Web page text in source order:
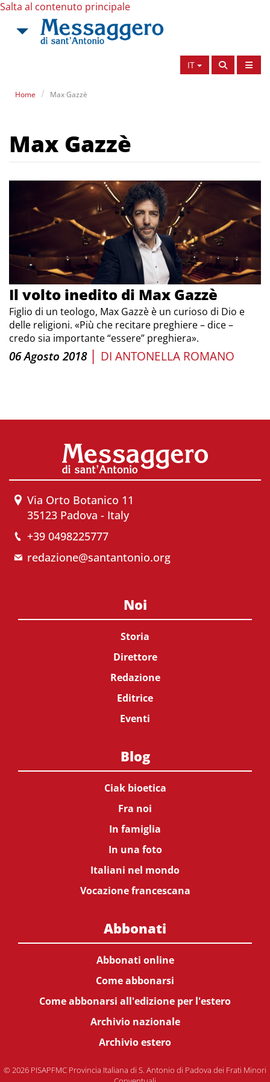
Salta al contenuto principale
IT
Home Max Gazzè
Max Gazzè
Il volto inedito di Max Gazzè
Figlio di un teologo, Max Gazzè è un curioso di Dio e
delle religioni. «Più che recitare preghiere – dice –
credo sia importante “essere” preghiera».
06 Agosto 2018 | DI ANTONELLA ROMANO
Via Orto Botanico 11
35123 Padova - Italy
+39 0498225777
redazione@santantonio.org
Noi
Storia
Direttore
Redazione
Editrice
Eventi
Blog
Ciak bioetica
Fra noi
In famiglia
In una foto
Italiani nel mondo
Vocazione francescana
Abbonati
Abbonati online
Come abbonarsi
Come abbonarsi all'edizione per l'estero
Archivio nazionale
Archivio estero
© 2026 PISAPFMC Provincia Italiana di S. Antonio di Padova dei Frati Minori